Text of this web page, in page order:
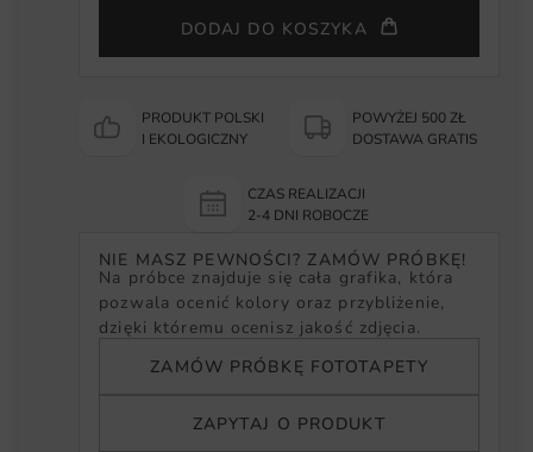
DODAJ DO KOSZYKA
PRODUKT POLSKI
I EKOLOGICZNY
POWYŻEJ 500 ZŁ
DOSTAWA GRATIS
CZAS REALIZACJI
2-4 DNI ROBOCZE
NIE MASZ PEWNOŚCI? ZAMÓW PRÓBKĘ!
Na próbce znajduje się cała grafika, która
pozwala ocenić kolory oraz przybliżenie,
dzięki któremu ocenisz jakość zdjęcia.
ZAMÓW PRÓBKĘ FOTOTAPETY
ZAPYTAJ O PRODUKT